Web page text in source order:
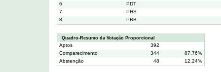
6
PDT
7
PHS
8
PRB
Quadro-Resumo da Votação Proporcional
Aptos
392
Comparecimento
344
87.76%
Abstenção
48 12.24%